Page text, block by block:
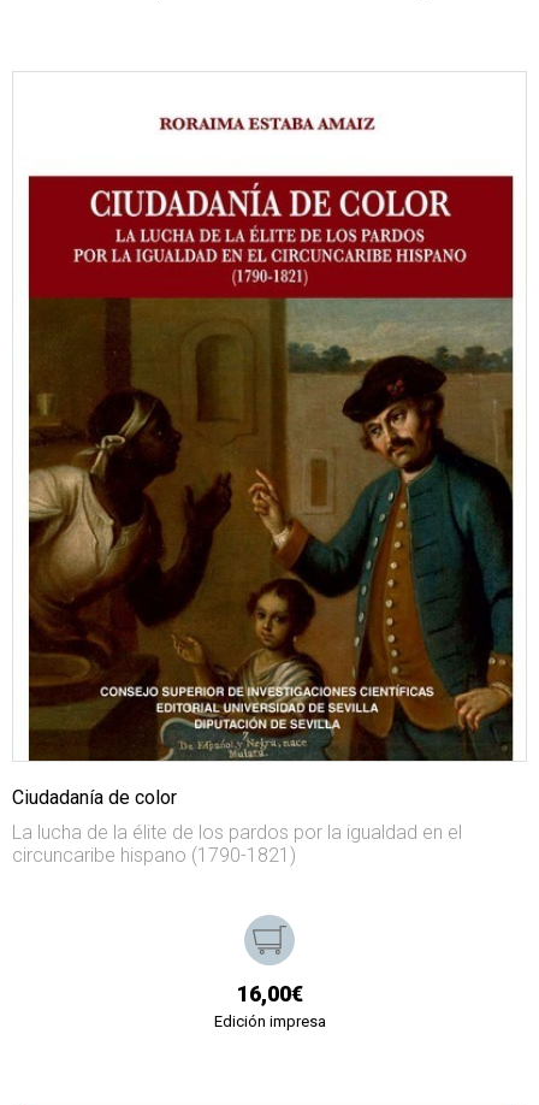
Ciudadanía de color
La lucha de la élite de los pardos por la igualdad en el
circuncaribe hispano (1790-1821)
16,00€
Edición impresa